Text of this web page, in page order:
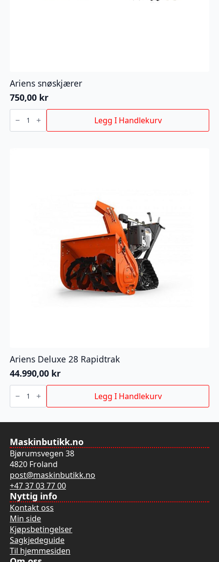
Ariens snøskjærer
750,00 kr
Ariens
snøskjærer Legg I Handlekurv
Ariens Deluxe 28 Rapidtrak
44.990,00 kr
Ariens
Deluxe
Rapidtrak
Legg I Handlekurv
Maskinbutikk.no
Bjørumsvegen 38
4820 Froland
post@maskinbutikk.no
+47 37 03 77 00
Nyttig info
Kontakt oss
Min side
Kjøpsbetingelser
Sagkjedeguide
Til hjemmesiden